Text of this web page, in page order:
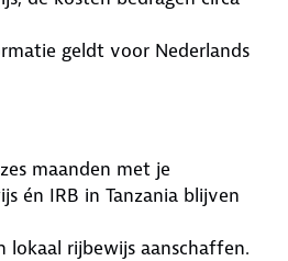
geldt voor Nederlands
maanden met je
én IRB in Tanzania blijven
lokaal rijbewijs aanschaffen.